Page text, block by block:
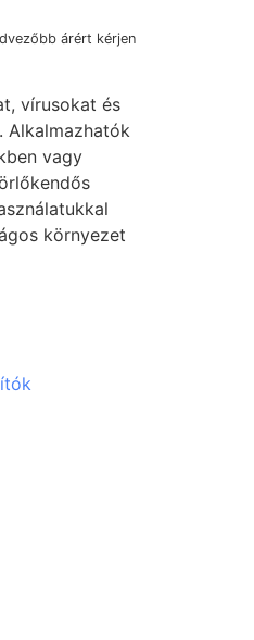
árért kérjen
vírusokat és
Alkalmazhatók
vagy
környezet